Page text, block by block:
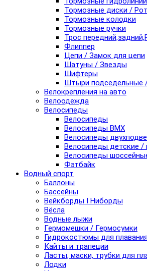
Тормозные диски /
Тормозные колодки
Тормозные ручки
Трос
Флиппер
Цепи / Замок для цепи
Шатуны / Звезды
Шифтеры
Штыри подседельные
Велокрепления на авто
Велоодежда
Велосипеды
Велосипеды
Велосипеды BMX
Велосипеды
Велосипеды детские /
Велосипеды
Фэтбайк
Водный спорт
Баллоны
Бассейны
Вейкборды I Ниборды
Вёсла
Водные лыжи
Гермомешки / Гермосумки
Гидрокостюмы для
Кайты и трапеции
Ласты, маски, трубки для
Лодки